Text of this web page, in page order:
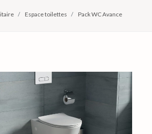
Espace toilettes Pack WC Avance